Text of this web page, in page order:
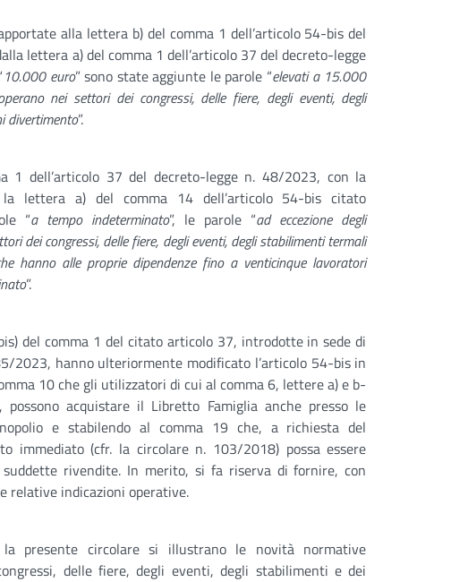
alla lettera b) del comma 1 dell’articolo 54-bis del
lettera a) del comma 1 dell’articolo 37 del decreto-legge
10.000 euro” sono state aggiunte le parole “elevati a 15.000
nei settori dei congressi, delle fiere, degli eventi, degli
divertimento”.
1 dell’articolo 37 del decreto-legge n. 48/2023, con la
lettera a) del comma 14 dell’articolo 54-bis citato
“a tempo indeterminato”, le parole “ad eccezione degli
dei congressi, delle fiere, degli eventi, degli stabilimenti termali
hanno alle proprie dipendenze fino a venticinque lavoratori
”.
del comma 1 del citato articolo 37, introdotte in sede di
2023, hanno ulteriormente modificato l’articolo 54-bis in
10 che gli utilizzatori di cui al comma 6, lettere a) e b-
possono acquistare il Libretto Famiglia anche presso le
e stabilendo al comma 19 che, a richiesta del
immediato (cfr. la circolare n. 103/2018) possa essere
rivendite. In merito, si fa riserva di fornire, con
relative indicazioni operative.
la presente circolare si illustrano le novità normative
delle fiere, degli eventi, degli stabilimenti e dei